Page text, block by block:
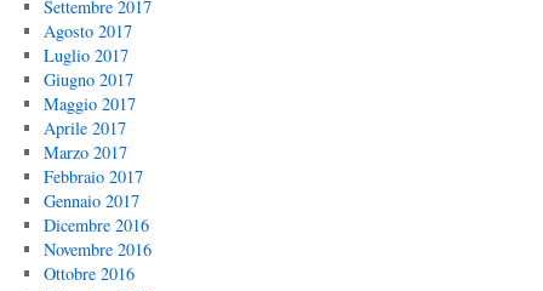
Settembre 2017
Agosto 2017
Luglio 2017
Giugno 2017
Maggio 2017
Aprile 2017
Marzo 2017
Febbraio 2017
Gennaio 2017
Dicembre 2016
Novembre 2016
Ottobre 2016